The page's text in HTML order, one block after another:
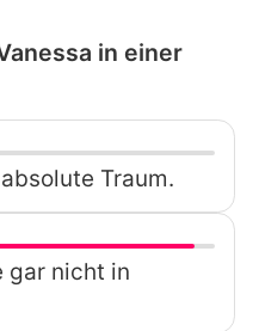
in einer
Traum.
gar nicht in